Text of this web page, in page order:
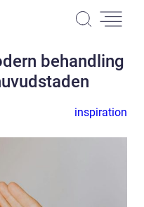
behandling
inspiration